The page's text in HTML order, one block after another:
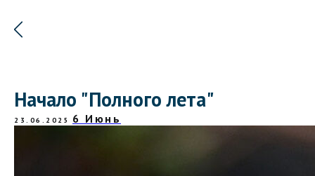
Начало "Полного лета"
23.06.2025 6 Июнь